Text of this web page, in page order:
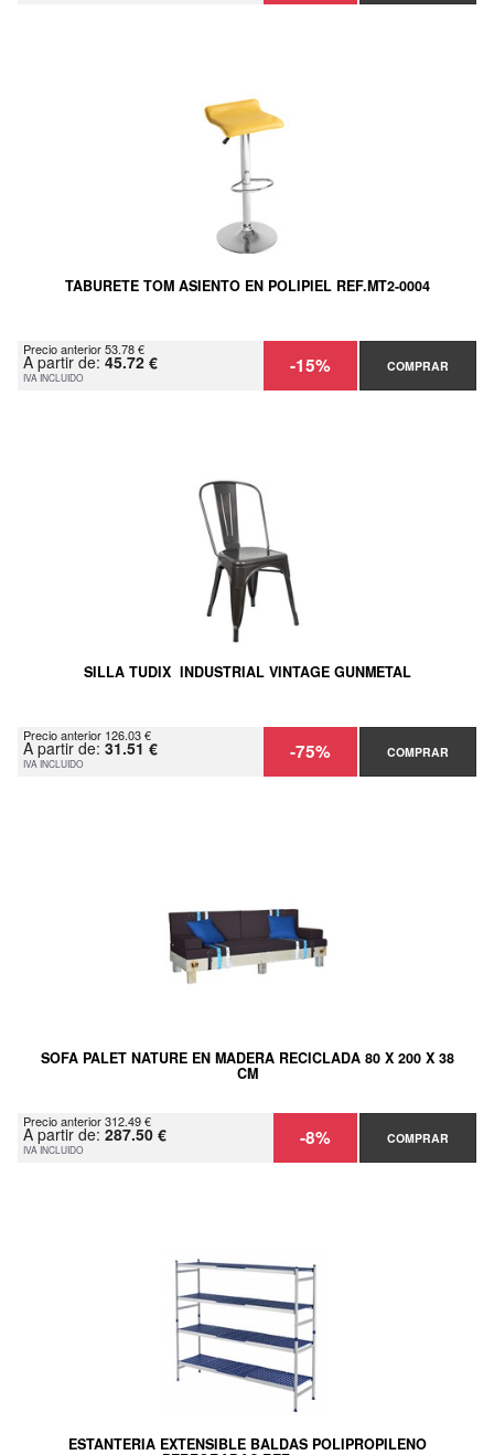
TABURETE TOM ASIENTO EN POLIPIEL REF.MT2-0004
Precio anterior 53.78 €
A partir de: 45.72 €
IVA INCLUIDO -15% COMPRAR
SILLA TUDIX INDUSTRIAL VINTAGE GUNMETAL
Precio anterior 126.03 €
A partir de: 31.51 €
IVA INCLUIDO -75% COMPRAR
SOFA PALET NATURE EN MADERA RECICLADA 80 X 200 X 38
CM
Precio anterior 312.49 €
A partir de: 287.50 €
IVA INCLUIDO -8% COMPRAR
ESTANTERIA EXTENSIBLE BALDAS POLIPROPILENO